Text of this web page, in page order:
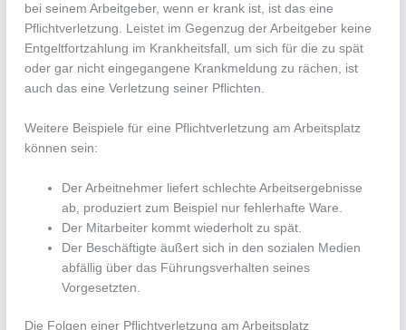
bei seinem Arbeitgeber, wenn er krank ist, ist das eine
Pflichtverletzung. Leistet im Gegenzug der Arbeitgeber keine
Entgeltfortzahlung im Krankheitsfall, um sich für die zu spät
oder gar nicht eingegangene Krankmeldung zu rächen, ist
auch das eine Verletzung seiner Pflichten.
Weitere Beispiele für eine Pflichtverletzung am Arbeitsplatz
können sein:
Der Arbeitnehmer liefert schlechte Arbeitsergebnisse
ab, produziert zum Beispiel nur fehlerhafte Ware.
Der Mitarbeiter kommt wiederholt zu spät.
Der Beschäftigte äußert sich in den sozialen Medien
abfällig über das Führungsverhalten seines
Vorgesetzten.
Die Folgen einer Pflichtverletzung am Arbeitsplatz